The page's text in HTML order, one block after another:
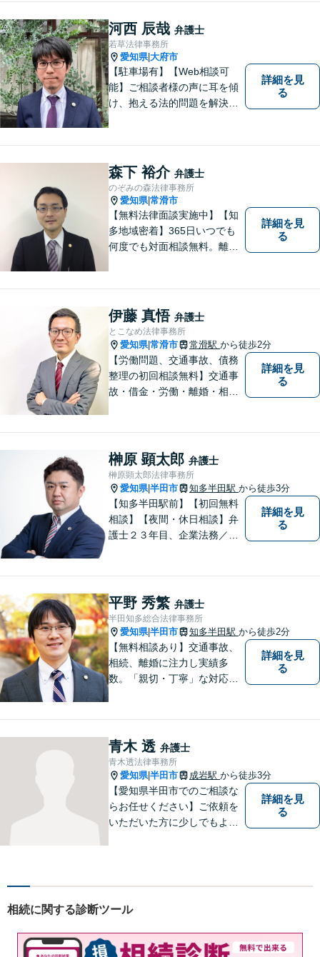
できるよう努めております。
河西 辰哉 弁護士
若草法律事務所
愛知県|大府市
【駐車場有】【Web相談可
能】ご相談者様の声に耳を傾
け、抱える法的問題を解決す
て、明るい未来へと進みまし
ょう。 地域のみなさまからの
ご相談、お待ちしておりま
す。
詳細を見
る
森下 裕介 弁護士
のぞみの森法律事務所
愛知県|常滑市
【無料法律面談実施中】【知
多地域密着】365日いつでも
何度でも対面相談無料。離
い。
詳細を見
る
伊藤 真悟 弁護士
とこなめ法律事務所
愛知県|常滑市 常滑駅 から徒歩2分
【労働問題、交通事故、債務
整理の初回相談無料】交通事
故・借金・労働・離婚・相続
町、東浦町、美浜町、南知多
町などでお困りの方がいまし
たらすぐにご相談ください。
詳細を見
る
榊原 顕太郎 弁護士
榊原顕太郎法律事務所
愛知県|半田市 知多半田駅 から徒歩3分
【知多半田駅前】【初回無料
相談】【夜間・休日相談】弁
護士２３年目、企業法務／交
護士が、事業経営を強力サポ
ートいたします！【ネット予
約可】【駐車場あり】【見積
無料】
詳細を見
る
平野 秀繁 弁護士
半田知多総合法律事務所
愛知県|半田市 知多半田駅 から徒歩2分
【無料相談あり】交通事故、
相続、離婚に注力し実績多
数。「親切・丁寧」な対応
詳細を見
る
青木 透 弁護士
青木透法律事務所
愛知県|半田市 成岩駅 から徒歩3分
【愛知県半田市でのご相談な
らお任せください】ご依頼を
いただいた方に少しでもよい
詳細を見
る
相続に関する診断ツール